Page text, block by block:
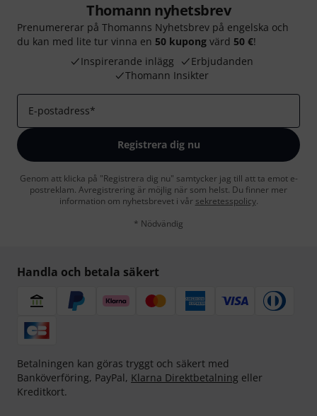
Thomann nyhetsbrev
Prenumererar på Thomanns Nyhetsbrev på engelska och
du kan med lite tur vinna en 50 kupong värd 50 €!
Inspirerande inlägg
Erbjudanden
Thomann Insikter
E-postadress*
Registrera dig nu
Genom att klicka på "Registrera dig nu" samtycker jag till att ta emot e-
postreklam. Avregistrering är möjlig när som helst. Du finner mer
information om nyhetsbrevet i vår sekretesspolicy.
* Nödvändig
Handla och betala säkert
Betalningen kan göras tryggt och säkert med
Banköverföring, PayPal, Klarna Direktbetalning eller
Kreditkort.